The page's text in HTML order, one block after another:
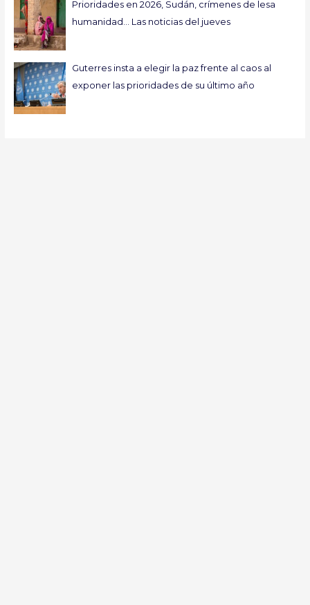
Prioridades en 2026, Sudán, crímenes de lesa
humanidad… Las noticias del jueves
Guterres insta a elegir la paz frente al caos al
exponer las prioridades de su último año